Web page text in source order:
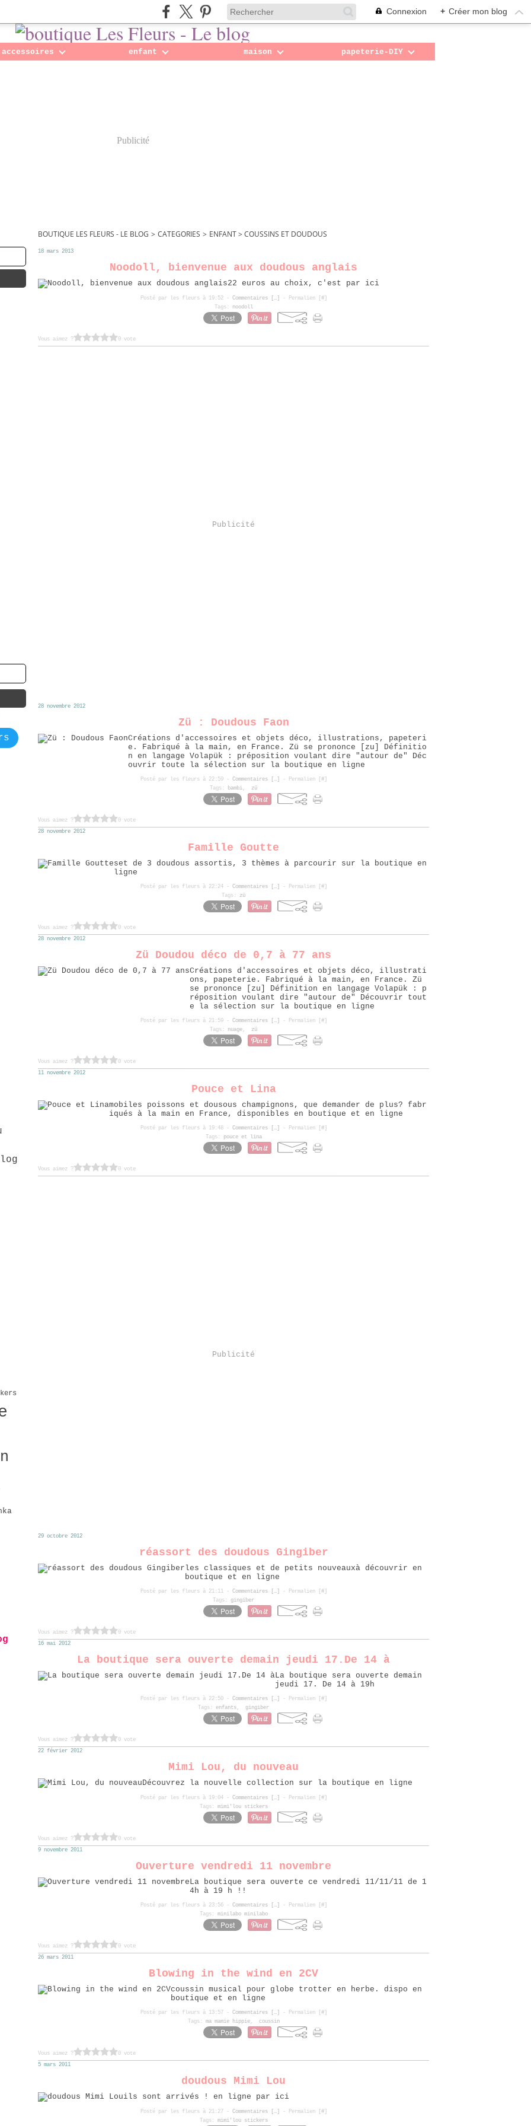
Connexion + Créer mon blog
accessoires enfant maison papeterie-DIY
Publicité
BOUTIQUE LES FLEURS - LE BLOG > CATEGORIES > ENFANT > COUSSINS ET DOUDOUS
18 mars 2013
Noodoll, bienvenue aux doudous anglais
22 euros au choix, c'est par ici
Posté par les fleurs à 19:52 - Commentaires [ …] - Permalien [ #]
Tags:
noodoll
Vous aimez ? 0 vote
Publicité
28 novembre 2012
Zü : Doudous Faon
Créations d'accessoires et objets déco, illustrations, papeteri
e. Fabriqué à la main, en France. Zü se prononce [zu] Définitio
n en langage Volapük : préposition voulant dire "autour de" Déc
ouvrir toute la sélection sur la boutique en ligne
Posté par les fleurs à 22:59 - Commentaires [ …] - Permalien [ #]
Tags: bambi, zü
Vous aimez ?
0 vote
28 novembre 2012
Famille Goutte
set de 3 doudous assortis, 3 thèmes à parcourir sur la boutique en
ligne
Posté par les fleurs à 22:24 - Commentaires [ …] - Permalien [ #]
Tags: zü
Vous aimez ?
0 vote
28 novembre 2012
Zü Doudou déco de 0,7 à 77 ans
Créations d'accessoires et objets déco, illustrati
ons, papeterie. Fabriqué à la main, en France. Zü
se prononce [zu] Définition en langage Volapük : p
réposition voulant dire "autour de" Découvrir tout
e la sélection sur la boutique en ligne
Posté par les fleurs à 21:59 - Commentaires [ …] - Permalien [ #]
Tags: nuage, zü
Vous aimez ?
0 vote
11 novembre 2012
Pouce et Lina
mobiles poissons et dousous champignons, que demander de plus? fabr
iqués à la main en France, disponibles en boutique et en ligne
Posté par les fleurs à 19:48 - Commentaires [ …] - Permalien [ #]
Tags:
pouce et lina
Vous aimez ? 0 vote
Publicité
29 octobre 2012
réassort des doudous Gingiber
les classiques et de petits nouveauxà découvrir en
boutique et en ligne
Posté par les fleurs à 21:11 - Commentaires [ …] - Permalien [ #]
Tags: gingiber
Vous aimez ?
0 vote
16 mai 2012
La boutique sera ouverte demain jeudi 17.De 14 à
La boutique sera ouverte demain
jeudi 17. De 14 à 19h
Posté par les fleurs à 22:50 - Commentaires [ …] - Permalien [ #]
Tags: enfants, gingiber
Vous aimez ?
0 vote
22 février 2012
Mimi Lou, du nouveau
Découvrez la nouvelle collection sur la boutique en ligne
Posté par les fleurs à 19:04 - Commentaires [ …] - Permalien [ #]
Tags: mimi'lou stickers
Vous aimez ?
0 vote
9 novembre 2011
Ouverture vendredi 11 novembre
La boutique sera ouverte ce vendredi 11/11/11 de 1
4h à 19 h !!
Posté par les fleurs à 23:56 - Commentaires [ …] - Permalien [ #]
Tags: minilabo minilabo
Vous aimez ?
0 vote
26 mars 2011
Blowing in the wind en 2CV
coussin musical pour globe trotter en herbe. dispo en
boutique et en ligne
Posté par les fleurs à 13:57 - Commentaires [ …] - Permalien [ #]
Tags: ma mamie hippie, coussin
Vous aimez ?
0 vote
5 mars 2011
doudous Mimi Lou
ils sont arrivés ! en ligne par ici
Posté par les fleurs à 21:27 - Commentaires [ …] - Permalien [ #]
Tags: mimi'lou stickers